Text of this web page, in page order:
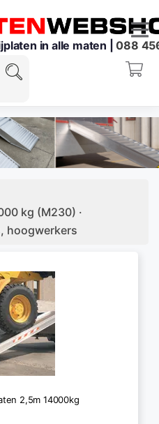
in alle maten |088
kg (M230) ·
hoogwerkers
2,5m 14000kg